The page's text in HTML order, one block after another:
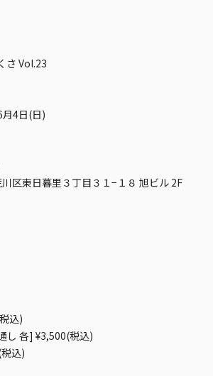
さ Vol.23
4日(日)
区東日暮里３丁目３１−１８ 旭ビル 2F
込)
し 各] ¥3,500(税込)
込)